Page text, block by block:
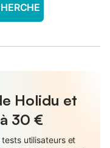
Holidu et
30 €
utilisateurs et